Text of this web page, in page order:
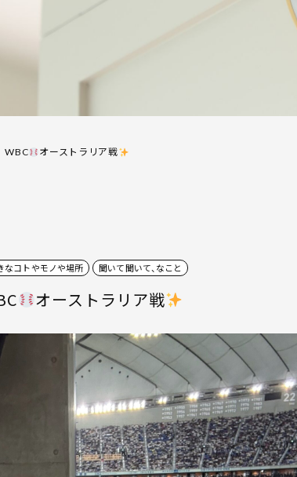
WBC オーストラリア戦
なコトやモノや場所 聞いて聞いて、なこと
オーストラリア戦